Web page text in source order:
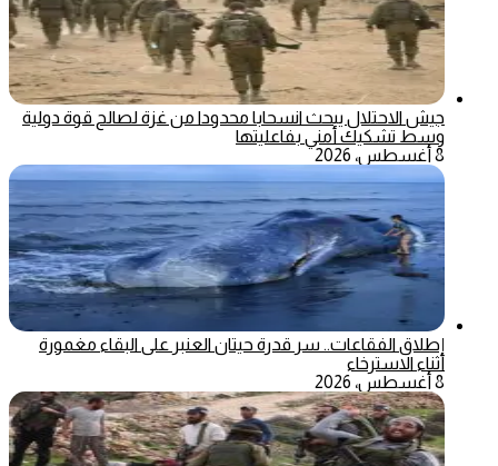
جيش الاحتلال يبحث انسحابا محدودا من غزة لصالح قوة دولية
وسط تشكيك أمني بفاعليتها
8 أغسطس، 2026
إطلاق الفقاعات.. سر قدرة حيتان العنبر على البقاء مغمورة
أثناء الاسترخاء
8 أغسطس، 2026